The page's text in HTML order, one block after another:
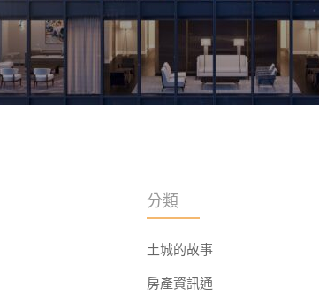
分類
土城的故事
房產資訊通